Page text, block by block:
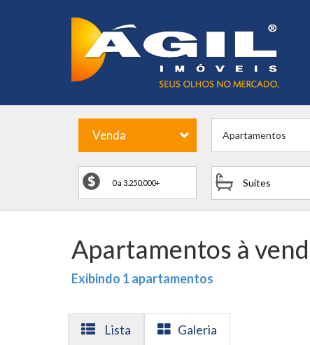
Venda Apartamentos
Suítes
Apartamentos à
Exibindo 1 apartamentos
Lista Galeria